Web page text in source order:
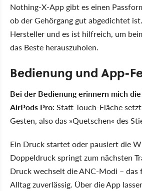
Nothing-X-App gibt es einen
ob der Gehörgang gut abgedichtet
Hersteller und es ist hilfreich, um
das Beste herauszuholen.
Bedienung und App-
Bei der Bedienung erinnern mich die
AirPods Pro:Statt Touch-Fläche
Gesten, also das »Quetschen« des
Ein Druck startet oder pausiert die
Doppeldruck springt zum nächsten
Druck wechselt die ANC-Modi –
Alltag zuverlässig. Über die App